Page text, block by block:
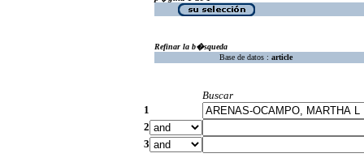
Refinar la b�squeda
Base de datos : article
Buscar
1
2
3